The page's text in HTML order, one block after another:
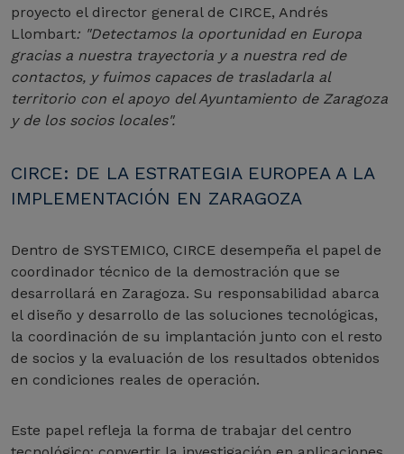
proyecto el director general de CIRCE, Andrés
Llombart: "Detectamos la oportunidad en Europa
gracias a nuestra trayectoria y a nuestra red de
contactos, y fuimos capaces de trasladarla al
territorio con el apoyo del Ayuntamiento de Zaragoza
y de los socios locales".
CIRCE: DE LA ESTRATEGIA EUROPEA A LA
IMPLEMENTACIÓN EN ZARAGOZA
Dentro de SYSTEMICO, CIRCE desempeña el papel de
coordinador técnico de la demostración que se
desarrollará en Zaragoza. Su responsabilidad abarca
el diseño y desarrollo de las soluciones tecnológicas,
la coordinación de su implantación junto con el resto
de socios y la evaluación de los resultados obtenidos
en condiciones reales de operación.
Este papel refleja la forma de trabajar del centro